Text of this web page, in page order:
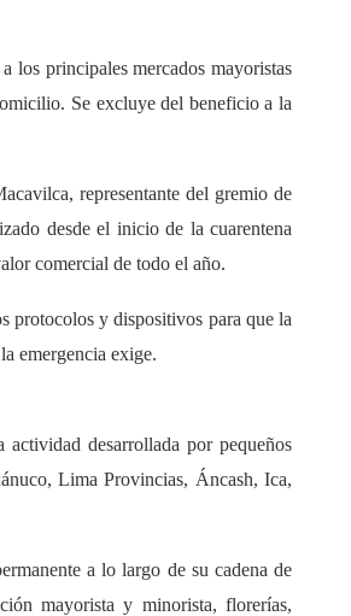
los principales mercados mayoristas
Se excluye del beneficio a la
representante del gremio de
desde el inicio de la cuarentena
comercial de todo el año.
protocolos y dispositivos para que la
emergencia exige.
desarrollada por pequeños
Lima Provincias, Áncash, Ica,
a lo largo de su cadena de
mayorista y minorista, florerías,